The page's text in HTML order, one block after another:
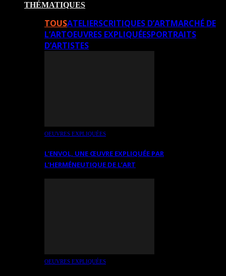
THÉMATIQUES
TOUSATELIERSCRITIQUES D’ARTMARCHÉ DE
L’ARTOEUVRES EXPLIQUÉESPORTRAITS
D’ARTISTES
OEUVRES EXPLIQUÉES
L’ENVOL, UNE ŒUVRE EXPLIQUÉE PAR
L’HERMÉNEUTIQUE DE L’ART
OEUVRES EXPLIQUÉES